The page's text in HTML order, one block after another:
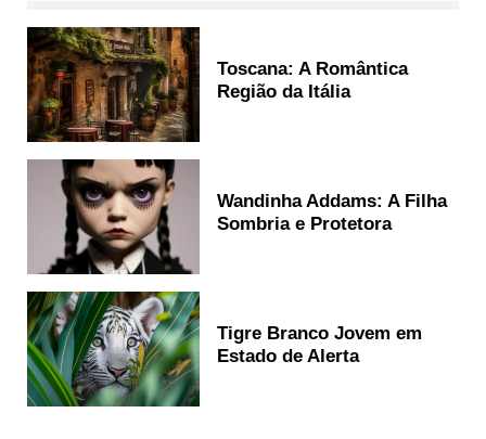
Toscana: A Romântica
Região da Itália
Wandinha Addams: A Filha
Sombria e Protetora
Tigre Branco Jovem em
Estado de Alerta